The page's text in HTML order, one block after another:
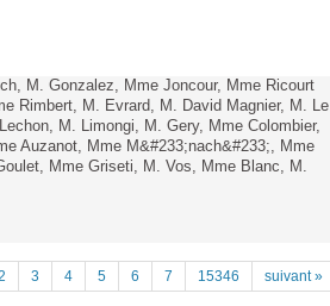
M. Gonzalez, Mme Joncour, Mme Ricourt
Rimbert, M. Evrard, M. David Magnier, M. Le
M. Limongi, M. Gery, Mme Colombier,
Auzanot, Mme M&#233;nach&#233;, Mme
Mme Griseti, M. Vos, Mme Blanc, M.
3 4 5 6 7 15346 suivant »